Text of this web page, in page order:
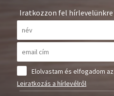
Iratkozzon fel hírlevelünkre
Elolvastam és elfogadom az
Leiratkozás a hírlevélről